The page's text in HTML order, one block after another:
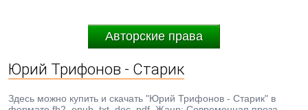
Авторские права
Юрий Трифонов - Старик
Здесь можно купить и скачать "Юрий Трифонов - Старик" в